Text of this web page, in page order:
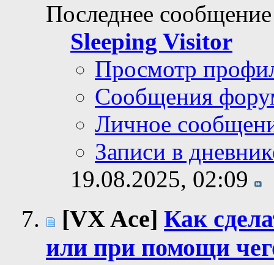
Последнее
Sleeping Visitor
Просмотр
Сообщения
Личное
Записи в
19.08.2025, 02:09
[VX Ace] Как
или при помощи